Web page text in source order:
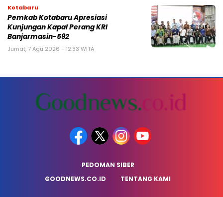
Kotabaru
Pemkab Kotabaru Apresiasi
Kunjungan Kapal Perang KRI
Banjarmasin-592
Jumat, 7 Agu 2026 - 12:33 WITA
PEDOMAN SIBER
GOODNEWS.CO.ID
TENTANG KAMI